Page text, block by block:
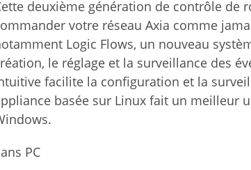
deuxième génération de contrôle de
votre réseau Axia comme
Logic Flows, un nouveau
le réglage et la surveillance des
facilite la configuration et la
basée sur Linux fait un meilleur
PC